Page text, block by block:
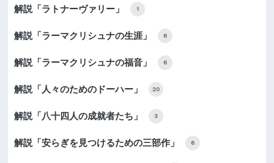
解説「ラトナーヴァリー」 1
解説「ラーマクリシュナの生涯」 6
解説「ラーマクリシュナの福音」 6
解説「人々のためのドーハー」 20
解説「八十四人の成就者たち」 3
解説「安らぎを見つけるための三部作」 6